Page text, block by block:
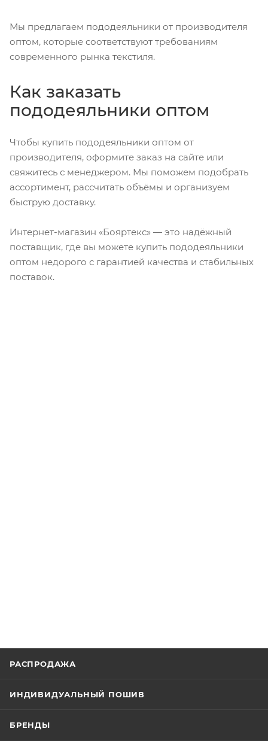
Мы предлагаем пододеяльники от производителя
оптом, которые соответствуют требованиям
современного рынка текстиля.
Как заказать
пододеяльники оптом
Чтобы купить пододеяльники оптом от
производителя, оформите заказ на сайте или
свяжитесь с менеджером. Мы поможем подобрать
ассортимент, рассчитать объёмы и организуем
быструю доставку.
Интернет-магазин «Бояртекс» — это надёжный
поставщик, где вы можете купить пододеяльники
оптом недорого с гарантией качества и стабильных
поставок.
РАСПРОДАЖА
ИНДИВИДУАЛЬНЫЙ ПОШИВ
БРЕНДЫ